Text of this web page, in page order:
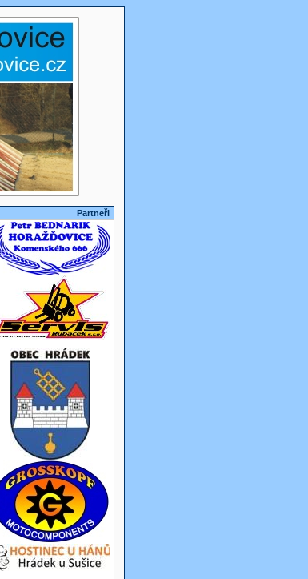
Partneři